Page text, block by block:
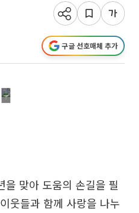
구글 선호매체 추가
맞아 도움의 손길을 필
웃들과 함께 사랑을 나누